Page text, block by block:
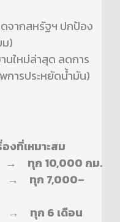
จากสหรัฐฯ ปกป้อง
)
นใหม่ล่าสุด ลดการ
การประหยัดน้ำมัน)
งที่เหมาะสม
→ ทุก 10,000 กม.
ย → ทุก 7,000–
น → ทุก 6 เดือน